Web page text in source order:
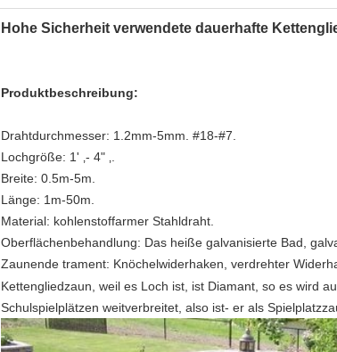
Hohe Sicherheit verwendete dauerhafte
Produktbeschreibung:
Drahtdurchmesser: 1.2mm-5mm. #18-#7.
Lochgröße: 1' ‚- 4" ‚.
Breite: 0.5m-5m.
Länge: 1m-50m.
Material: kohlenstoffarmer Stahldraht.
Oberflächenbehandlung: Das heiße galvanisierte Bad,
Zaunende trament: Knöchelwiderhaken, verdrehter
Kettengliedzaun, weil es Loch ist, ist Diamant, so es wird
Schulspielplätzen weitverbreitet, also ist- er als